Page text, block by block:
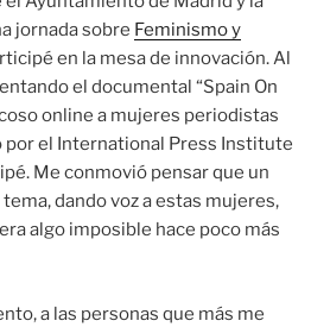
jornada sobre Feminismo y
en la mesa de innovación. Al
el documental “Spain On
online a mujeres periodistas
por el International Press Institute
Me conmovió pensar que un
dando voz a estas mujeres,
algo imposible hace poco más
a las personas que más me